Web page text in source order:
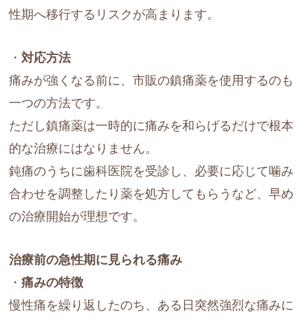
性期へ移行するリスクが高まります。
・対応方法
痛みが強くなる前に、市販の鎮痛薬を使用するのも
一つの方法です。
ただし鎮痛薬は一時的に痛みを和らげるだけで根本
的な治療にはなりません。
鈍痛のうちに歯科医院を受診し、必要に応じて噛み
合わせを調整したり薬を処方してもらうなど、早め
の治療開始が理想です。
治療前の急性期に見られる痛み
・痛みの特徴
慢性痛を繰り返したのち、ある日突然強烈な痛みに